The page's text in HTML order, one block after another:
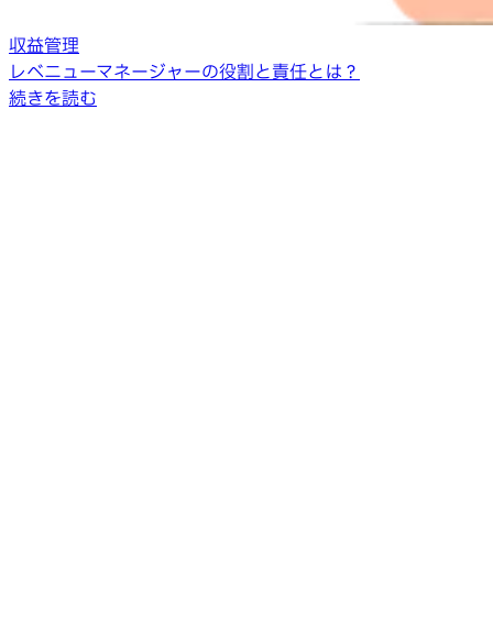
収益管理
レベニューマネージャーの役割と責任とは？
続きを読む